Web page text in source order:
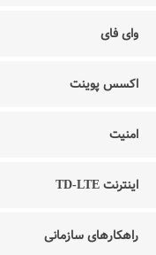
وای فای
اکسس پوینت
امنیت
اینترنت TD-LTE
راهکارهای سازمانی